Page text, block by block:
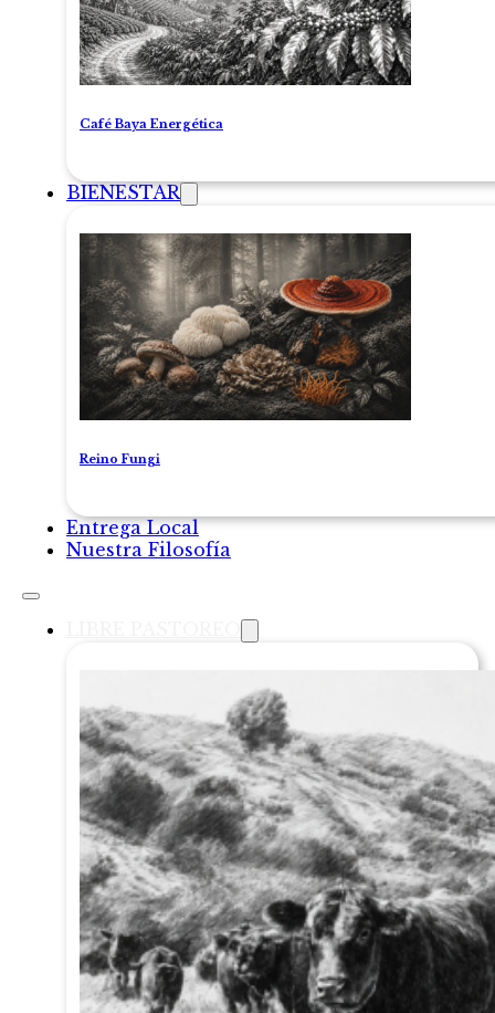
Café Baya Energética
BIENESTAR
Reino Fungi
Entrega Local
Nuestra Filosofía